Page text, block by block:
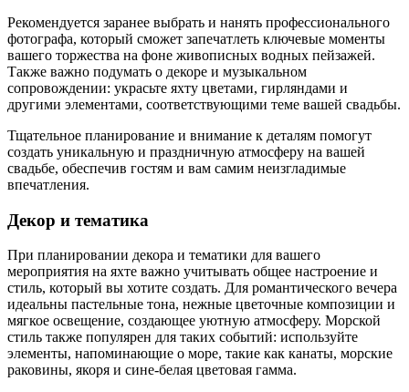
Рекомендуется заранее выбрать и нанять профессионального
фотографа, который сможет запечатлеть ключевые моменты
вашего торжества на фоне живописных водных пейзажей.
Также важно подумать о декоре и музыкальном
сопровождении: украсьте яхту цветами, гирляндами и
другими элементами, соответствующими теме вашей свадьбы.
Тщательное планирование и внимание к деталям помогут
создать уникальную и праздничную атмосферу на вашей
свадьбе, обеспечив гостям и вам самим неизгладимые
впечатления.
Декор и тематика
При планировании декора и тематики для вашего
мероприятия на яхте важно учитывать общее настроение и
стиль, который вы хотите создать. Для романтического вечера
идеальны пастельные тона, нежные цветочные композиции и
мягкое освещение, создающее уютную атмосферу. Морской
стиль также популярен для таких событий: используйте
элементы, напоминающие о море, такие как канаты, морские
раковины, якоря и сине-белая цветовая гамма.